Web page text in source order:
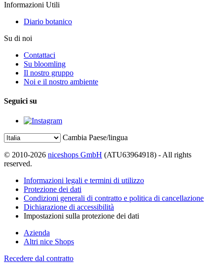
Informazioni Utili
Diario botanico
Su di noi
Contattaci
Su bloomling
Il nostro gruppo
Noi e il nostro ambiente
Seguici su
Cambia Paese/lingua
© 2010-2026 niceshops GmbH (ATU63964918) - All rights
reserved.
Informazioni legali e termini di utilizzo
Protezione dei dati
Condizioni generali di contratto e politica di cancellazione
Dichiarazione di accessibilità
Impostazioni sulla protezione dei dati
Azienda
Altri nice Shops
Recedere dal contratto